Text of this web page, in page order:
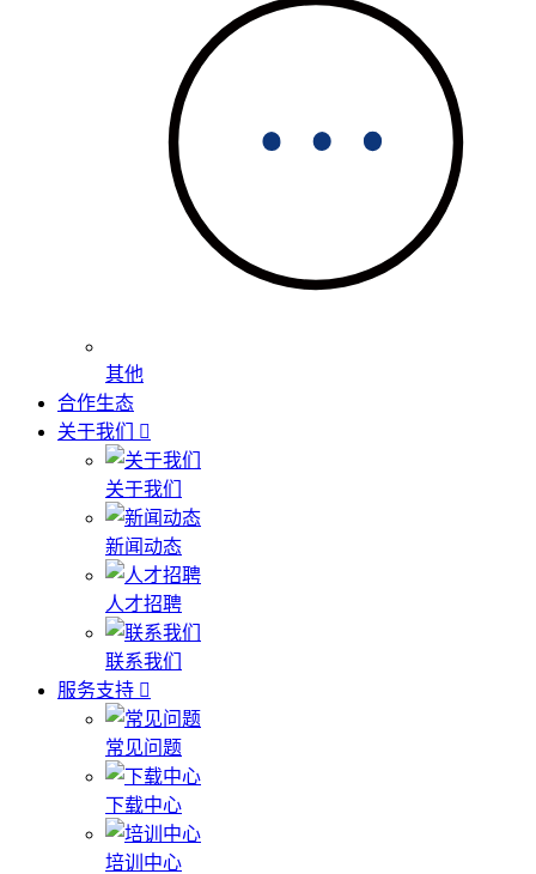
其他
合作生态
关于我们
关于我们
新闻动态
人才招聘
联系我们
服务支持
常见问题
下载中心
培训中心